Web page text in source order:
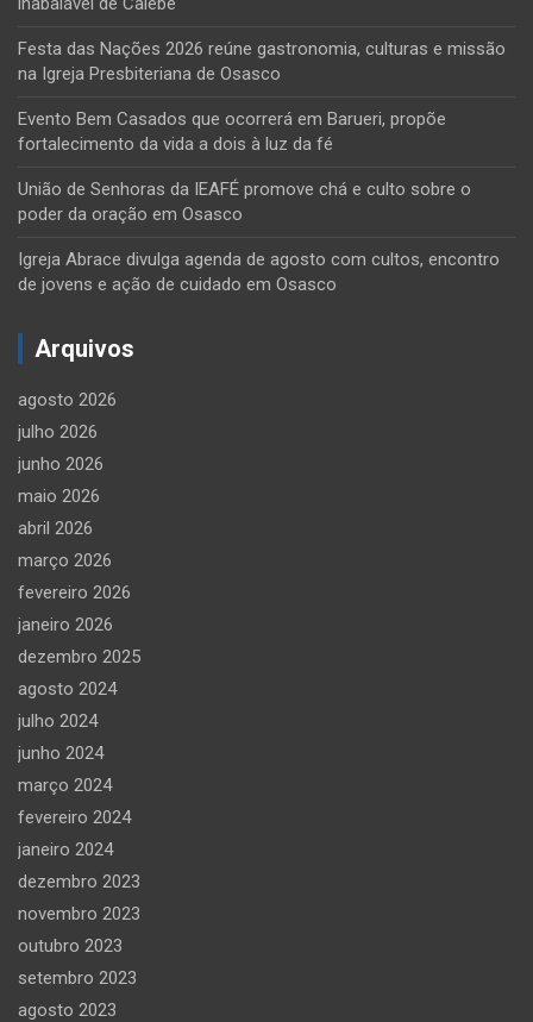
Festa das Nações 2026 reúne gastronomia, culturas e missão
na Igreja Presbiteriana de Osasco
Evento Bem Casados que ocorrerá em Barueri, propõe
fortalecimento da vida a dois à luz da fé
União de Senhoras da IEAFÉ promove chá e culto sobre o
poder da oração em Osasco
Igreja Abrace divulga agenda de agosto com cultos, encontro
de jovens e ação de cuidado em Osasco
Arquivos
agosto 2026
julho 2026
junho 2026
maio 2026
abril 2026
março 2026
fevereiro 2026
janeiro 2026
dezembro 2025
agosto 2024
julho 2024
junho 2024
março 2024
fevereiro 2024
janeiro 2024
dezembro 2023
novembro 2023
outubro 2023
setembro 2023
agosto 2023